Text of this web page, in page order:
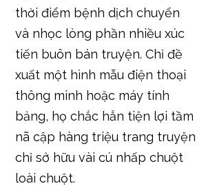
thời điểm bệnh dịch chuyển
và nhọc lòng phần nhiều xúc
tiến buôn bán truyện. Chỉ đề
xuất một hình mẫu điện thoại
thông minh hoặc máy tính
bảng, họ chắc hẳn tiện lợi tầm
nã cập hàng triệu trang truyện
chỉ sở hữu vài cú nhấp chuột
loài chuột.